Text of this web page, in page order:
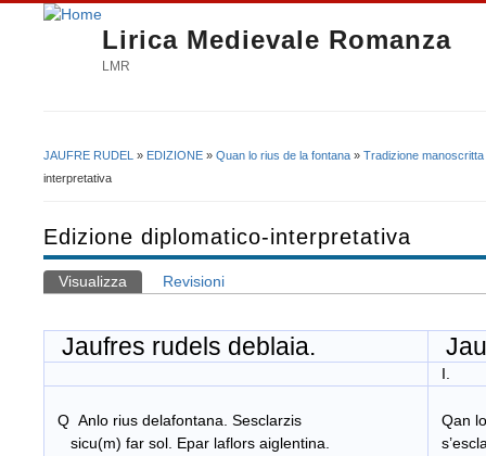
Lirica Medievale Romanza
LMR
Tu sei qui
JAUFRE RUDEL » EDIZIONE » Quan lo rius de la fontana » Tradizione manoscritta
interpretativa
Edizione diplomatico-interpretativa
Schede primarie
Visualizza (scheda attiva)
Revisioni
Jaufres rudels deblaia.
I.
Q Anlo rius delafontana. Sesclarzis
sicu(m) far sol. Epar laflors aiglentina.
Qan